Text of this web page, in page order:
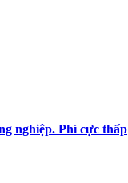
nghiệp. Phí cực thấp